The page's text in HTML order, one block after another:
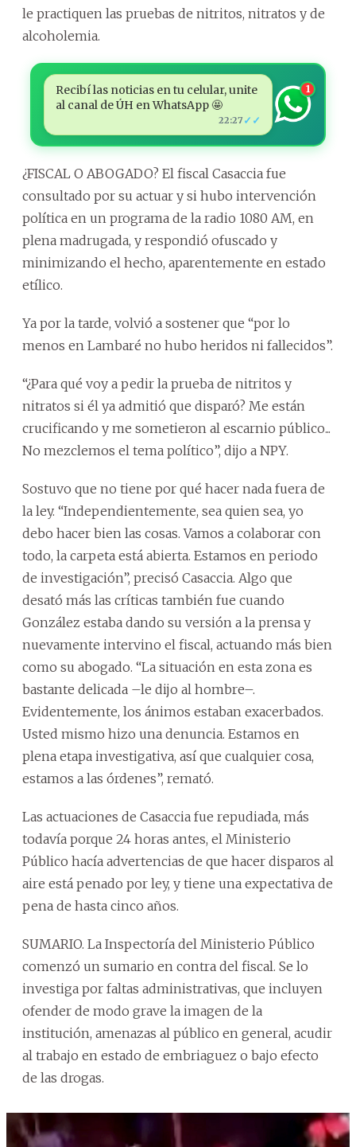
le practiquen las pruebas de nitritos, nitratos y de
alcoholemia.
Recibí las noticias en tu celular, unite
al canal de ÚH en WhatsApp 🤩
22:27 ✓✓
1
¿FISCAL O ABOGADO? El fiscal Casaccia fue
consultado por su actuar y si hubo intervención
política en un programa de la radio 1080 AM, en
plena madrugada, y respondió ofuscado y
minimizando el hecho, aparentemente en estado
etílico.
Ya por la tarde, volvió a sostener que “por lo
menos en Lambaré no hubo heridos ni fallecidos”.
“¿Para qué voy a pedir la prueba de nitritos y
nitratos si él ya admitió que disparó? Me están
crucificando y me sometieron al escarnio público...
No mezclemos el tema político”, dijo a NPY.
Sostuvo que no tiene por qué hacer nada fuera de
la ley. “Independientemente, sea quien sea, yo
debo hacer bien las cosas. Vamos a colaborar con
todo, la carpeta está abierta. Estamos en periodo
de investigación”, precisó Casaccia. Algo que
desató más las críticas también fue cuando
González estaba dando su versión a la prensa y
nuevamente intervino el fiscal, actuando más bien
como su abogado. “La situación en esta zona es
bastante delicada –le dijo al hombre–.
Evidentemente, los ánimos estaban exacerbados.
Usted mismo hizo una denuncia. Estamos en
plena etapa investigativa, así que cualquier cosa,
estamos a las órdenes”, remató.
Las actuaciones de Casaccia fue repudiada, más
todavía porque 24 horas antes, el Ministerio
Público hacía advertencias de que hacer disparos al
aire está penado por ley, y tiene una expectativa de
pena de hasta cinco años.
SUMARIO. La Inspectoría del Ministerio Público
comenzó un sumario en contra del fiscal. Se lo
investiga por faltas administrativas, que incluyen
ofender de modo grave la imagen de la
institución, amenazas al público en general, acudir
al trabajo en estado de embriaguez o bajo efecto
de las drogas.